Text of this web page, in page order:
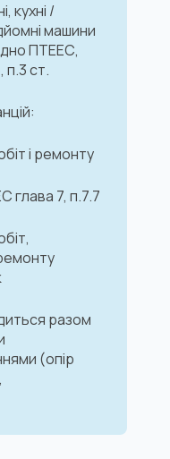
кухні /
машини
ПТЕЕС,
п.3 ст.
і ремонту
глава 7, п.7.7
разом
(опір